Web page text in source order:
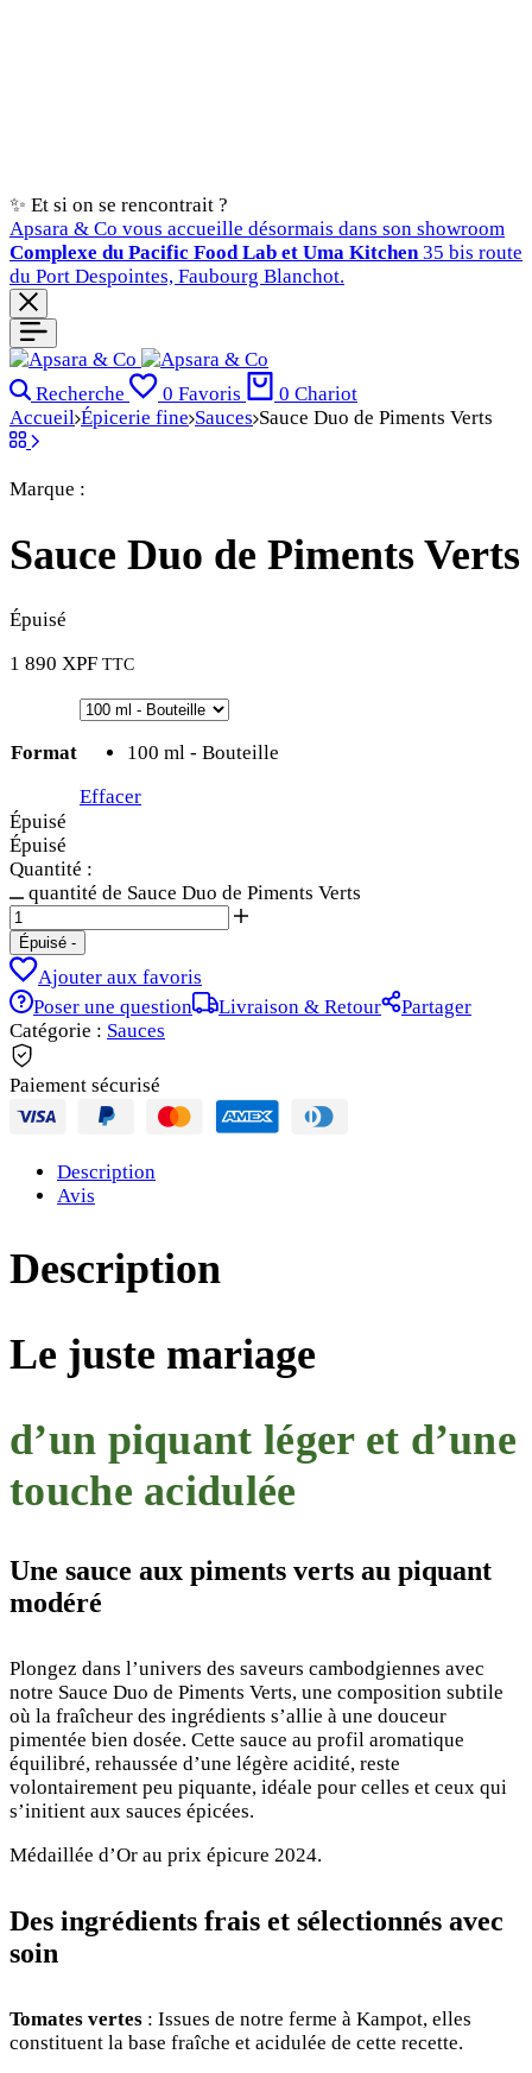
✨ Et si on se rencontrait ?
Apsara & Co vous accueille désormais dans son showroom
Complexe du Pacific Food Lab et Uma Kitchen35 bis route
du Port Despointes, Faubourg Blanchot.
Recherche 0 Favoris 0 Chariot
Accueil Épicerie fine Sauces Sauce Duo de Piments Verts
Marque :
Sauce Duo de Piments Verts
Épuisé
1 890 XPF TTC
Format
100 ml - Bouteille
Effacer
Épuisé
Épuisé
Quantité :
quantité de Sauce Duo de Piments Verts
Épuisé -
Ajouter aux favoris
Poser une question
Livraison & Retour
Partager
Catégorie : Sauces
Paiement sécurisé
Description
Avis
Description
Le juste mariage
d’un piquant léger et d’une
touche acidulée
Une sauce aux piments verts au piquant
modéré
Plongez dans l’univers des saveurs cambodgiennes avec
notre Sauce Duo de Piments Verts, une composition subtile
où la fraîcheur des ingrédients s’allie à une douceur
pimentée bien dosée. Cette sauce au profil aromatique
équilibré, rehaussée d’une légère acidité, reste
volontairement peu piquante, idéale pour celles et ceux qui
s’initient aux sauces épicées.
Médaillée d’Or au prix épicure 2024.
Des ingrédients frais et sélectionnés avec
soin
Tomates vertes : Issues de notre ferme à Kampot, elles
constituent la base fraîche et acidulée de cette recette.